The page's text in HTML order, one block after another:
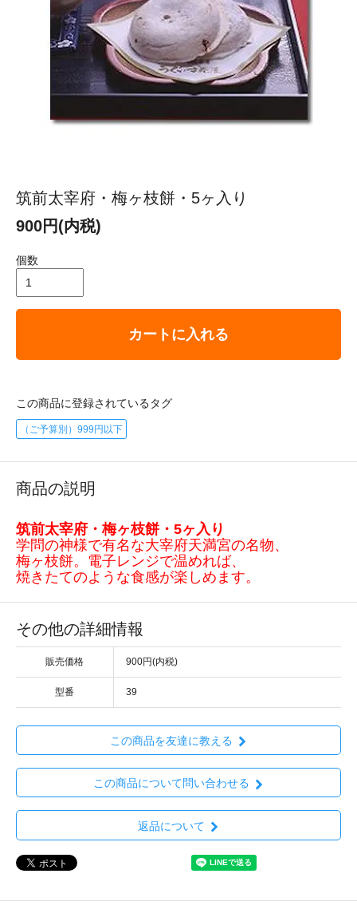
筑前太宰府・梅ヶ枝餅・5ヶ入り
900円(内税)
個数
カートに入れる
この商品に登録されているタグ
（ご予算別）999円以下
商品の説明
筑前太宰府・梅ヶ枝餅・5ヶ入り
学問の神様で有名な大宰府天満宮の名物、
梅ヶ枝餅。電子レンジで温めれば、
焼きたてのような食感が楽しめます。
その他の詳細情報
販売価格 900円(内税)
型番 39
この商品を友達に教える
この商品について問い合わせる
返品について